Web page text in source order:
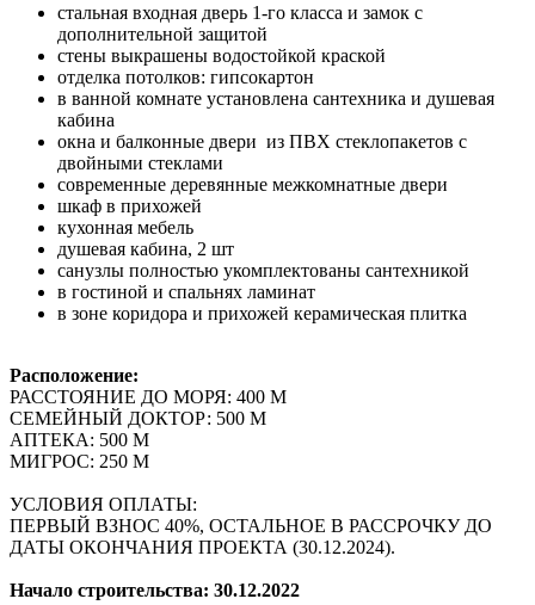
стальная входная дверь 1-го класса и замок с
дополнительной защитой
стены выкрашены водостойкой краской
отделка потолков: гипсокартон
в ванной комнате установлена сантехника и душевая
кабина
окна и балконные двери из ПВХ стеклопакетов с
двойными стеклами
современные деревянные межкомнатные двери
шкаф в прихожей
кухонная мебель
душевая кабина, 2 шт
санузлы полностью укомплектованы сантехникой
в гостиной и спальнях ламинат
в зоне коридора и прихожей керамическая плитка
Расположение:
РАССТОЯНИЕ ДО МОРЯ: 400 М
СЕМЕЙНЫЙ ДОКТОР: 500 М
АПТЕКА: 500 М
МИГРОС: 250 М
УСЛОВИЯ ОПЛАТЫ:
ПЕРВЫЙ ВЗНОС 40%, ОСТАЛЬНОЕ В РАССРОЧКУ ДО
ДАТЫ ОКОНЧАНИЯ ПРОЕКТА (30.12.2024).
Начало строительства: 30.12.2022